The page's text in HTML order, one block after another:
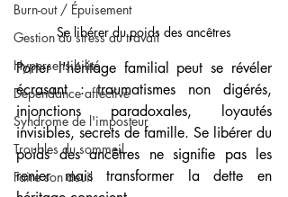
Burn-out / Épuisement
Gestion du stress au travail
Hypersensibilité
Dépendance affective
Syndrome de l'imposteur
Troubles du sommeil
Faire son deuil
Se libérer du poids des ancêtres
Porter l'héritage familial peut se révéler
écrasant : traumatismes non digérés,
injonctions paradoxales, loyautés
invisibles, secrets de famille. Se libérer du
poids des ancêtres ne signifie pas les
renier mais transformer la dette en